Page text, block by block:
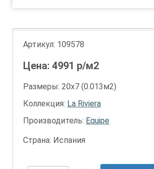
Артикул: 109578
Цена: 4991 р/м2
Размеры: 20х7 (0.013м2)
Коллекция: La Riviera
Производитель: Equipe
Страна: Испания